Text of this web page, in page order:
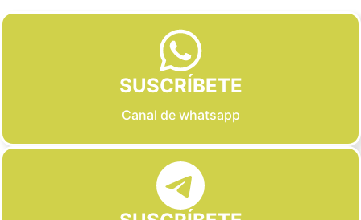
SUSCRÍBETE
Canal de whatsapp